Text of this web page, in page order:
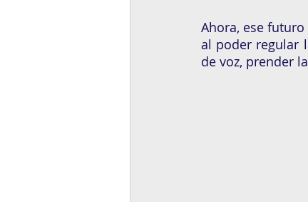
Ahora, ese
al poder regular
de voz, prender